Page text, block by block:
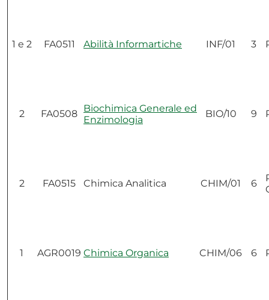
1 e 2 FA0511 Abilità Informartiche INF/01 3
2 FA0508 Biochimica Generale ed
Enzimologia
BIO/10 9
2 FA0515 Chimica Analitica CHIM/01 6
1 AGR0019 Chimica Organica CHIM/06 6